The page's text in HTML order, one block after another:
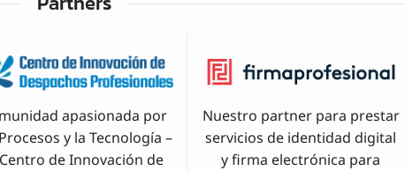
apasionada por
y la Tecnología –
de Innovación de
Nuestro partner para prestar
servicios de identidad digital
y firma electrónica para